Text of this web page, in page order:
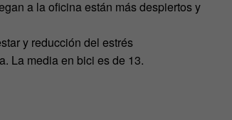
a la oficina están más despiertos y
y reducción del estrés
La media en bici es de 13.